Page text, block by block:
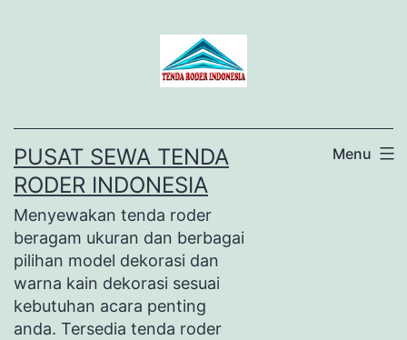
PUSAT SEWA TENDA
RODER INDONESIA
Menyewakan tenda roder
beragam ukuran dan berbagai
pilihan model dekorasi dan
warna kain dekorasi sesuai
kebutuhan acara penting
anda. Tersedia tenda roder
Menu